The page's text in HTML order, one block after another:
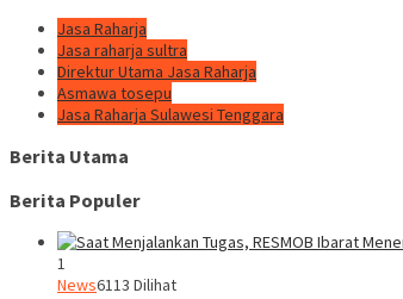
Jasa Raharja
Jasa raharja sultra
Direktur Utama Jasa Raharja
Asmawa tosepu
Jasa Raharja Sulawesi Tenggara
Berita Utama
Berita Populer
1
News6113 Dilihat